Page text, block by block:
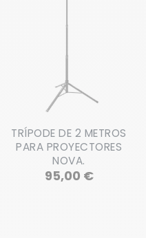
TRÍPODE DE 2 METROS
PARA PROYECTORES
NOVA.
95,00 €Precio